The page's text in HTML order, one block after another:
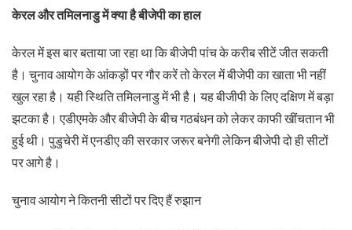
केरल और तमिलनाडु में क्या है बीजेपी का हाल
केरल में इस बार बताया जा रहा था कि बीजेपी पांच के करीब सीटें जीत सकती
है। चुनाव आयोग के आंकड़ों पर गौर करें तो केरल में बीजेपी का खाता भी नहीं
खुल रहा है। यही स्थिति तमिलनाडु में भी है। यह बीजीपी के लिए दक्षिण में बड़ा
झटका है। एडीएमके और बीजेपी के बीच गठबंधन को लेकर काफी खींचतान भी
हुई थी। पुडुचेरी में एनडीए की सरकार जरूर बनेगी लेकिन बीजेपी दो ही सीटों
पर आगे है।
चुनाव आयोग ने कितनी सीटों पर दिए हैं रुझान